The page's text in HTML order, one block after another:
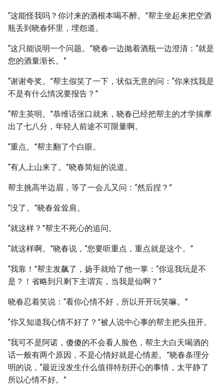
“这能怪我吗？你讨来的酒根本喝不醉。”帮主坐起来把空酒
瓶丢到晓春怀里，埋怨道。
“这只能说明一个问题。”晓春一边抛着酒瓶一边澄清：“就是
您的酒量渐长。”
“谢谢夸奖。”帮主假笑了一下，状似无意的问：“你来找我是
不是有什么情况要报告？”
“帮主英明。”恭维话张口就来，晓春已经把帮主的才学揣摩
出了七八分，年轻人前途不可限量啊。
“重点。”帮主翻了个白眼。
“有人上山来了。”晓春简短的说道。
帮主挑高半边眉，等了一会儿又问：“然后捏？”
“没了。”晓春耸耸肩。
“就这样？”帮主不死心的追问。
“就这样啊。”晓春说，“您要听重点，重点就是这个。”
“我靠！”帮主发飙了，扬手就给了他一掌：“你逗我玩是不
是？！省略到只剩下主谓宾，当我是仙啊？”
晓春忍着笑说：“看你心情不好，所以开开玩笑嘛。”
“你又知道我心情不好了？”被人说中心事的帮主把头扭开。
“我可不是阿诺，傻傻的不会看人脸色，帮主大白天喝酒的
话一般有两个原因，不是心情好就是心情差。”晓春条理分
明的说，“最近没发生什么值得特别开心的事情，太平静了
所以心情不好。”